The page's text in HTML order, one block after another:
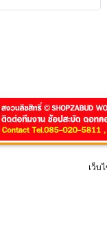
เว็บ